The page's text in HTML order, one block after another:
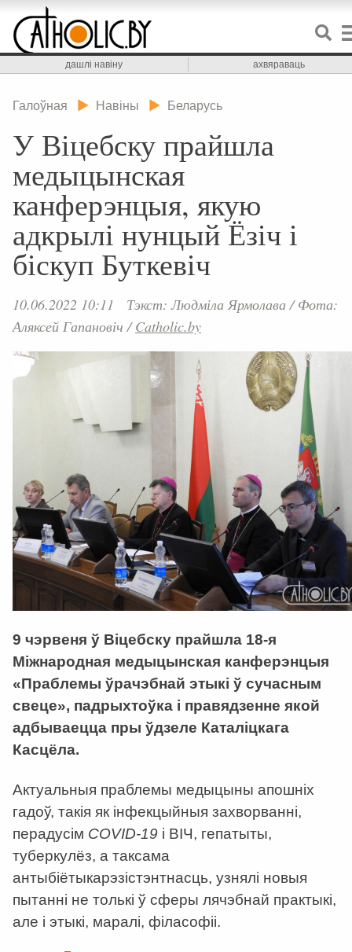
дашлі навіну ахвяраваць
Галоўная Навіны Беларусь
У Віцебску прайшла
медыцынская
канферэнцыя, якую
адкрылі нунцый Ёзіч і
біскуп Буткевіч
10.06.2022 10:11 Тэкст: Людміла Ярмолава/Фота:
Аляксей Гапановіч /Catholic.by
9 чэрвеня ў Віцебску прайшла 18-я
Міжнародная медыцынская канферэнцыя
«Праблемы ўрачэбнай этыкі ў сучасным
свеце», падрыхтоўка і правядзенне якой
адбываецца пры ўдзеле Каталіцкага
Касцёла.
Актуальныя праблемы медыцыны апошніх
гадоў, такія як інфекцыйныя захворванні,
перадусім COVID-19 і ВІЧ, гепатыты,
туберкулёз, а таксама
антыбіётыкарэзістэнтнасць, узнялі новыя
пытанні не толькі ў сферы лячэбнай практыкі,
але і этыкі, маралі, філасофіі.